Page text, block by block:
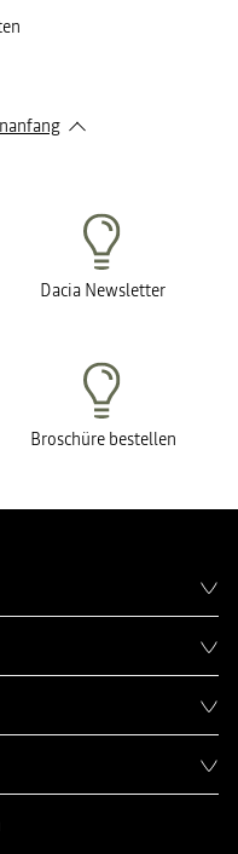
Dacia Newsletter
Broschüre bestellen